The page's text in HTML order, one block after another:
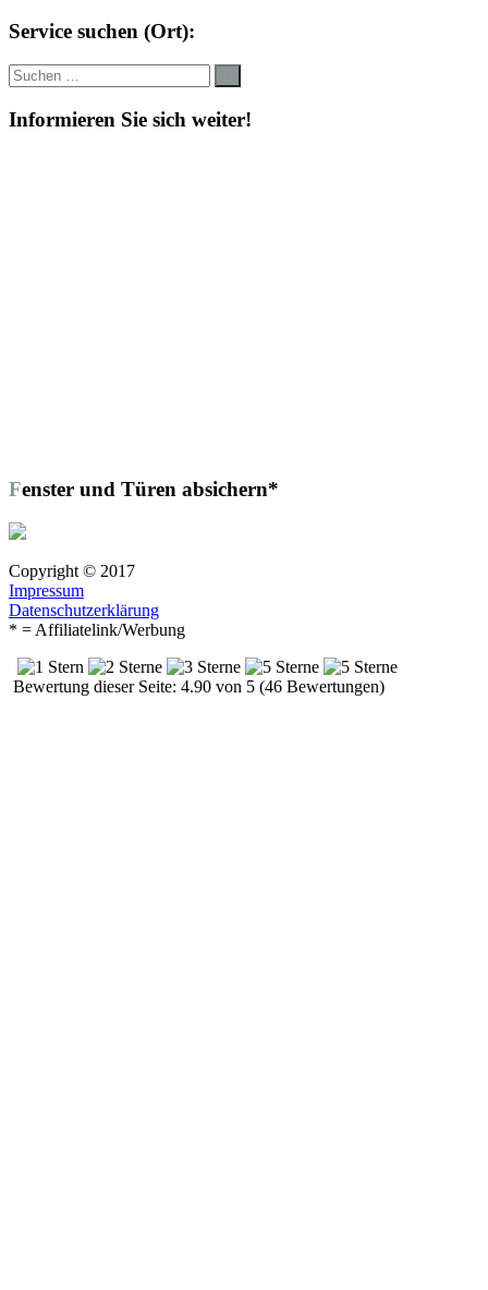
Service suchen (Ort):
Suche
nach:
Informieren Sie sich weiter!
Fenster und Türen absichern*
Copyright © 2017
Impressum
Datenschutzerklärung
* = Affiliatelink/Werbung
Bewertung dieser Seite: 4.90 von 5 (46 Bewertungen)